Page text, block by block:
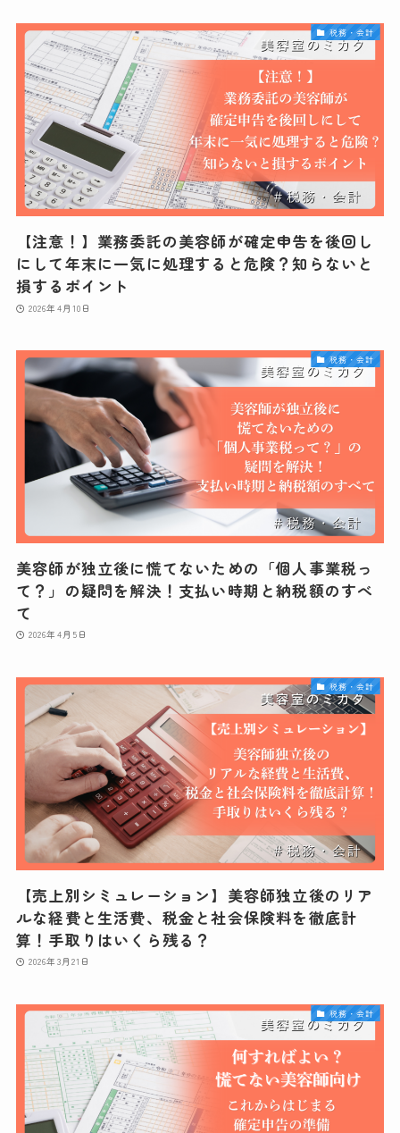
税務・会計
【注意！】業務委託の美容師が確定申告を後回し
にして年末に一気に処理すると危険？知らないと
損するポイント
2026年4月10日
税務・会計
美容師が独立後に慌てないための「個人事業税っ
て？」の疑問を解決！支払い時期と納税額のすべ
て
2026年4月5日
税務・会計
【売上別シミュレーション】美容師独立後のリア
ルな経費と生活費、税金と社会保険料を徹底計
算！手取りはいくら残る？
2026年3月21日
税務・会計